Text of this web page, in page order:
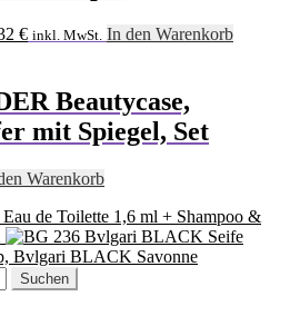
€
€Aktueller
71,32 €.
inkl. MwSt. In den Warenkorb
Beautycase,
mit Spiegel, Set
Warenkorb
de Toilette 1,6 ml + Shampoo &
Bvlgari BLACK Seife
Bvlgari BLACK Savonne
Suchen